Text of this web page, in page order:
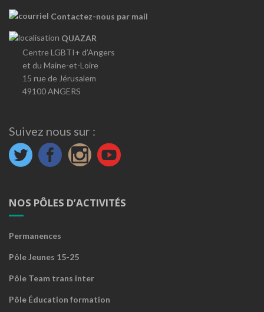
Contactez-nous par mail
QUAZAR
Centre LGBTI+ d’Angers
et du Maine-et-Loire
15 rue de Jérusalem
49100 ANGERS
Suivez nous sur :
NOS PÔLES D’ACTIVITÉS
Permanences
Pôle Jeunes 15-25
Pôle Team trans inter
Pôle Éducation formation